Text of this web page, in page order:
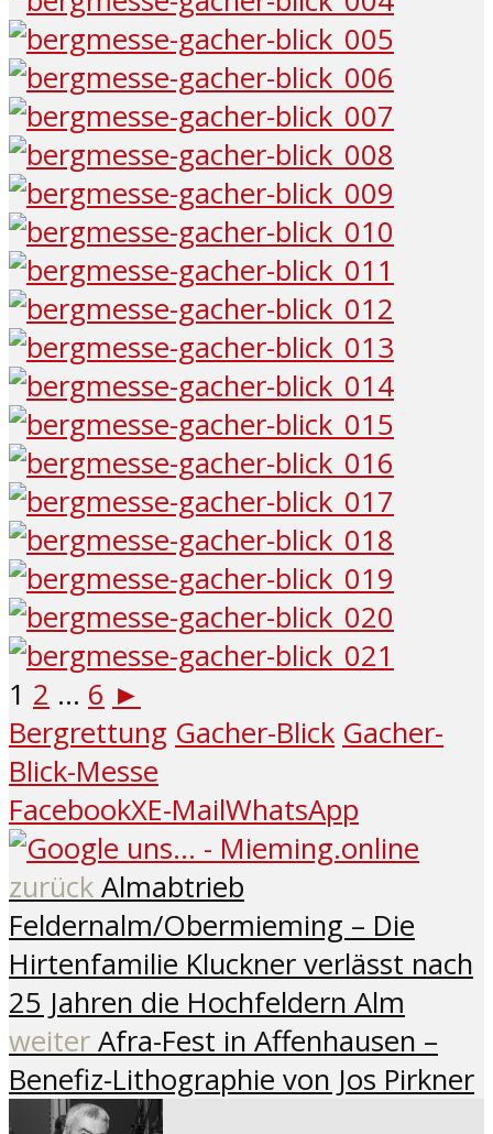
1 2 ... 6 ►
Bergrettung Gacher-Blick Gacher-
Blick-Messe
FacebookXE-MailWhatsApp
zurück Almabtrieb
Feldernalm/Obermieming – Die
Hirtenfamilie Kluckner verlässt nach
25 Jahren die Hochfeldern Alm
weiter Afra-Fest in Affenhausen –
Benefiz-Lithographie von Jos Pirkner